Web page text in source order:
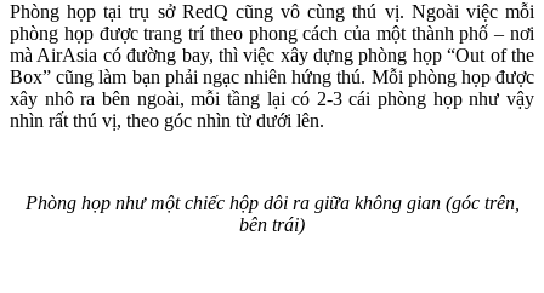
Phòng họp tại trụ sở RedQ cũng vô cùng thú vị. Ngoài việc mỗi
phòng họp được trang trí theo phong cách của một thành phố – nơi
mà AirAsia có đường bay, thì việc xây dựng phòng họp “Out of the
Box” cũng làm bạn phải ngạc nhiên hứng thú. Mỗi phòng họp được
xây nhô ra bên ngoài, mỗi tầng lại có 2-3 cái phòng họp như vậy
nhìn rất thú vị, theo góc nhìn từ dưới lên.
Phòng họp như một chiếc hộp dôi ra giữa không gian (góc trên,
bên trái)